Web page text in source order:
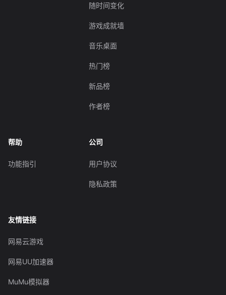
随时间变化
游戏成就墙
音乐桌面
热门榜
新品榜
作者榜
帮助
功能指引
公司
用户协议
隐私政策
友情链接
网易云游戏
网易UU加速器
MuMu模拟器